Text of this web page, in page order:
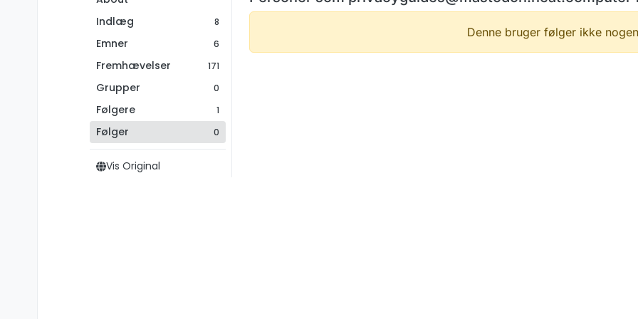
Indlæg
8
Emner 6
Fremhævelser 171
Grupper 0
Følgere 1
Følger 0
Vis Original
Denne bruger følger ikke